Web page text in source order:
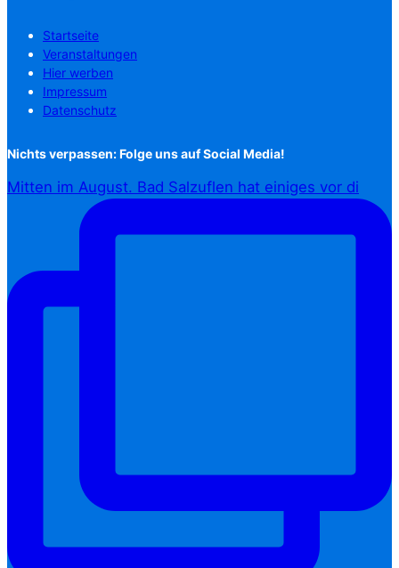
Startseite
Veranstaltungen
Hier werben
Impressum
Datenschutz
Nichts verpassen: Folge uns auf Social Media!
Mitten im August. Bad Salzuflen hat einiges vor di